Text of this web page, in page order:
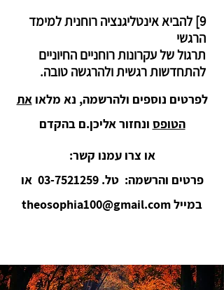
9] להביא אינטליגנציה רוחנית למימד
הרגשי
תרגול של עקרונות רוחניים החיוניים
להתחדשות רגשית ולהרגשה טובה.
לפרטים נוספים ולהרשמה, נא מלאואת
הטופס ונחזור אליכן.ם בהקדם
או צרו עמנו קשר:
פרטים והרשמה: טל.03-7521259 או
במיילtheosophia100@gmail.com